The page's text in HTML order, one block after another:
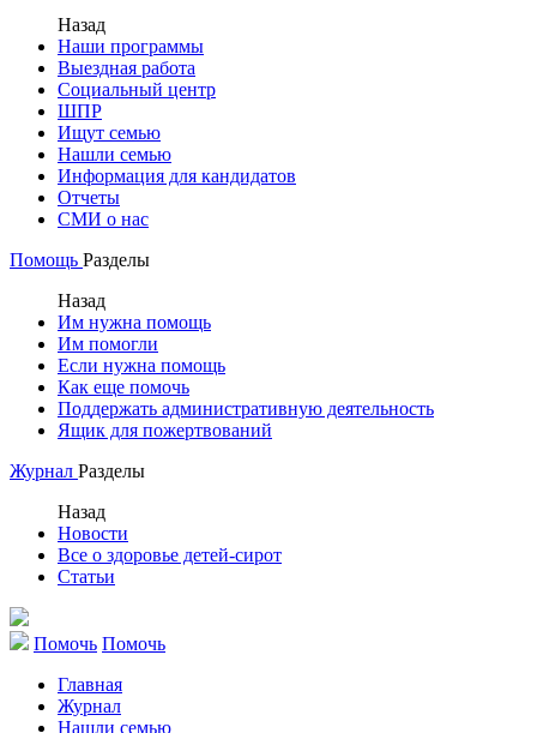
Назад
Наши программы
Выездная работа
Социальный центр
ШПР
Ищут семью
Нашли семью
Информация для кандидатов
Отчеты
СМИ о нас
Помощь Разделы
Назад
Им нужна помощь
Им помогли
Если нужна помощь
Как еще помочь
Поддержать административную деятельность
Ящик для пожертвований
Журнал Разделы
Назад
Новости
Все о здоровье детей-сирот
Статьи
Помочь Помочь
Главная
Журнал
Нашли семью